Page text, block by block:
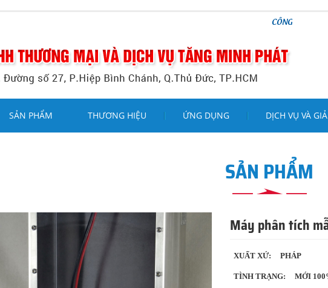
CÔNG TY TNHH THƯƠNG MẠI VÀ
SẢN PHẨM THƯƠNG HIỆU ỨNG DỤNG DỊCH VỤ VÀ
SẢN PHẨM
Máy phân tích
XUẤT XỨ:PHÁP
TÌNH TRẠNG:MỚI